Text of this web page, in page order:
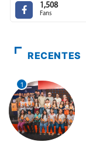
1,508
Fans
RECENTES
1